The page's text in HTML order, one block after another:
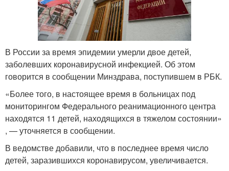
В России за время эпидемии умерли двое детей,
заболевших коронавирусной инфекцией. Об этом
говорится в сообщении Минздрава, поступившем в РБК.
«Более того, в настоящее время в больницах под
мониторингом Федерального реанимационного центра
находятся 11 детей, находящихся в тяжелом состоянии»
, — уточняется в сообщении.
В ведомстве добавили, что в последнее время число
детей, заразившихся коронавирусом, увеличивается.